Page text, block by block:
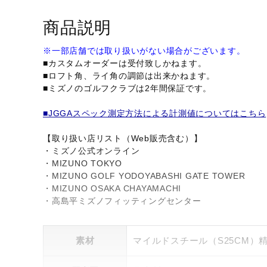
商品説明
※一部店舗では取り扱いがない場合がございます。
■カスタムオーダーは受付致しかねます。
■ロフト角、ライ角の調節は出来かねます。
■ミズノのゴルフクラブは2年間保証です。
■JGGAスペック測定方法による計測値についてはこちら
【取り扱い店リスト（Web販売含む）】
・ミズノ公式オンライン
・MIZUNO TOKYO
・MIZUNO GOLF YODOYABASHI GATE TOWER
・MIZUNO OSAKA CHAYAMACHI
・高島平ミズノフィッティングセンター
素材 マイルドスチール（S25CM）